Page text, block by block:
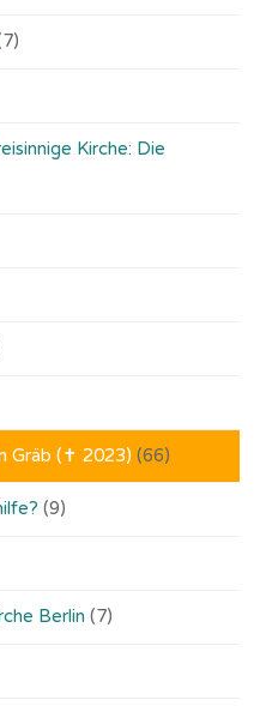
Kirche: Die
Gräb (✝ 2023) (66)
(9)
Berlin (7)